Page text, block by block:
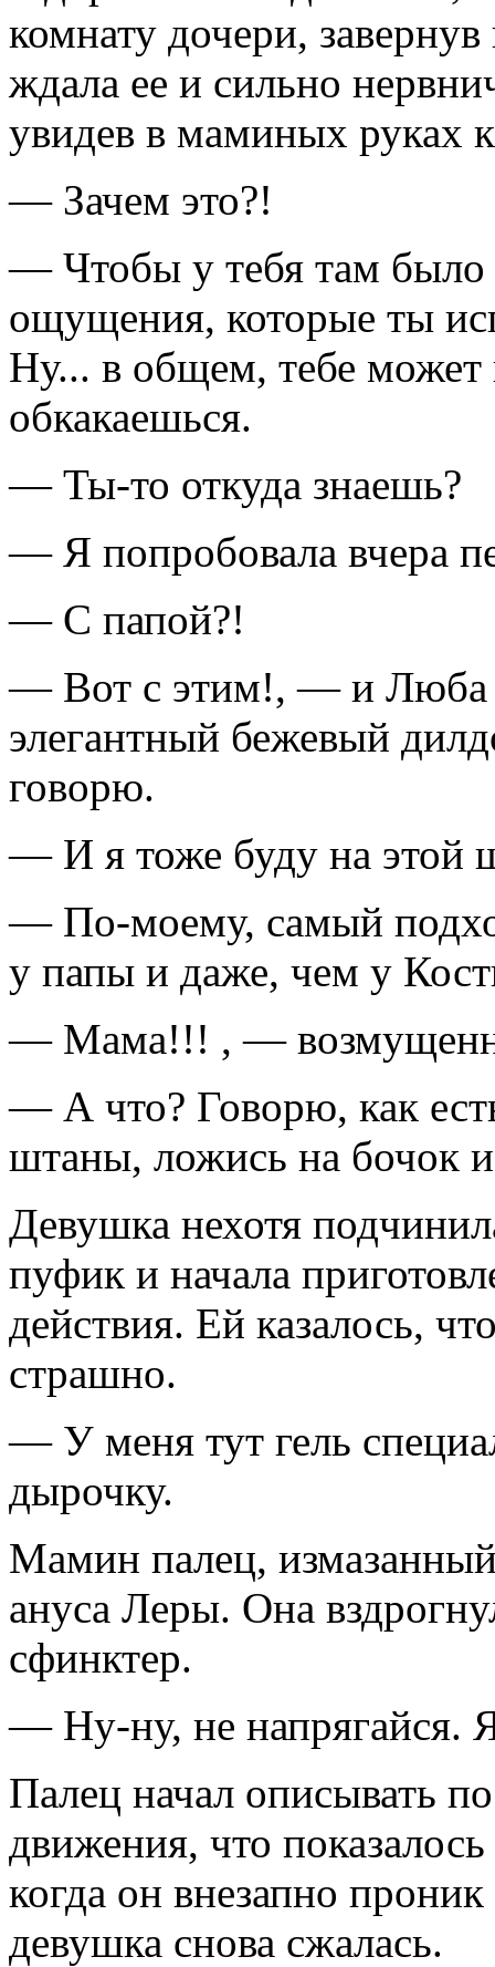
комнату дочери,
ждала ее и сильно
увидев в маминых руках
— Зачем это?!
— Чтобы у тебя там
ощущения, которые ты
Ну... в общем, тебе может
обкакаешься.
— Ты-то откуда знаешь?
— Я попробовала вчера
— С папой?!
— Вот с этим!, — и Люба
элегантный бежевый
говорю.
— И я тоже буду на этой
— По-моему, самый
у папы и даже, чем у
— Мама!!! , —
— А что? Говорю, как
штаны, ложись на бочок
Девушка нехотя
пуфик и начала
действия. Ей казалось,
страшно.
— У меня тут гель
дырочку.
Мамин палец,
ануса Леры. Она
сфинктер.
— Ну-ну, не напрягайся.
Палец начал описывать
движения, что
когда он внезапно
девушка снова сжалась.